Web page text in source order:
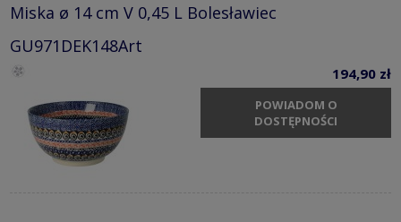
Miska ø 14 cm V 0,45 L Bolesławiec
GU971DEK148Art
194,90 zł
POWIADOM O
DOSTĘPNOŚCI